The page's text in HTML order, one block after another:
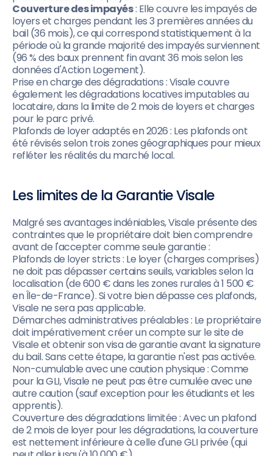
Couverture des impayés: Elle couvre les impayés de
loyers et charges pendant les 3 premières années du
bail (36 mois), ce qui correspond statistiquement à la
période où la grande majorité des impayés surviennent
(96 % des baux prennent fin avant 36 mois selon les
données d'Action Logement).
Prise en charge des dégradations : Visale couvre
également les dégradations locatives imputables au
locataire, dans la limite de 2 mois de loyers et charges
pour le parc privé.
Plafonds de loyer adaptés en 2026 : Les plafonds ont
été révisés selon trois zones géographiques pour mieux
refléter les réalités du marché local.
Les limites de la Garantie Visale
Malgré ses avantages indéniables, Visale présente des
contraintes que le propriétaire doit bien comprendre
avant de l'accepter comme seule garantie :
Plafonds de loyer stricts : Le loyer (charges comprises)
ne doit pas dépasser certains seuils, variables selon la
localisation (de 600 € dans les zones rurales à 1 500 €
en Île-de-France). Si votre bien dépasse ces plafonds,
Visale ne sera pas applicable.
Démarches administratives préalables : Le propriétaire
doit impérativement créer un compte sur le site de
Visale et obtenir son visa de garantie avant la signature
du bail. Sans cette étape, la garantie n'est pas activée.
Non-cumulable avec une caution physique : Comme
pour la GLI, Visale ne peut pas être cumulée avec une
autre caution (sauf exception pour les étudiants et les
apprentis).
Couverture des dégradations limitée : Avec un plafond
de 2 mois de loyer pour les dégradations, la couverture
est nettement inférieure à celle d'une GLI privée (qui